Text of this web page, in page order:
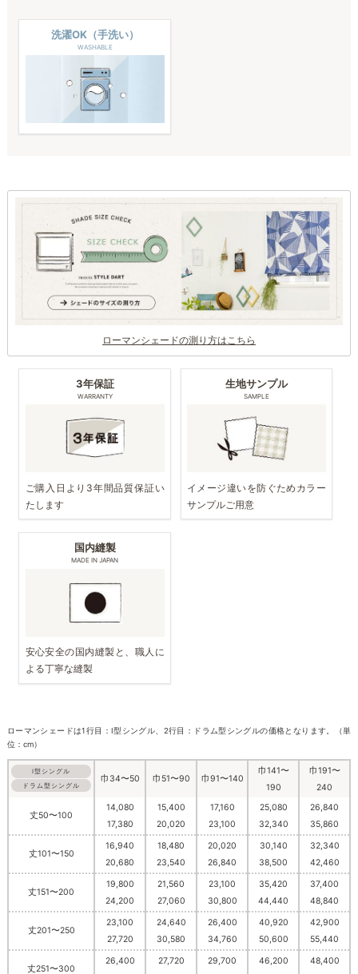
洗濯OK（手洗い）
WASHABLE
ローマンシェードの測り方はこちら
3年保証
WARRANTY
ご購入日より3年間品質保証い
たします
生地サンプル
SAMPLE
イメージ違いを防ぐためカラー
サンプルご用意
国内縫製
MADE IN JAPAN
安心安全の国内縫製と、職人に
よる丁寧な縫製
ローマンシェードは1行目：I型シングル、2行目：ドラム型シングルの価格となります。（単
位：cm）
I型シングル
ドラム型シングル
巾34〜50 巾51〜90 巾91〜140
巾141〜
190
巾191〜
240
丈50〜100
14,080
17,380
15,400
20,020
17,160
23,100
25,080
32,340
26,840
35,860
丈101〜150
16,940
20,680
18,480
23,540
20,020
26,840
30,140
38,500
32,340
42,460
丈151〜200
19,800
24,200
21,560
27,060
23,100
30,800
35,420
44,440
37,400
48,840
丈201〜250
23,100
27,720
24,640
30,580
26,400
34,760
40,920
50,600
42,900
55,440
丈251〜300
26,400
27,720
29,700
46,200
48,400